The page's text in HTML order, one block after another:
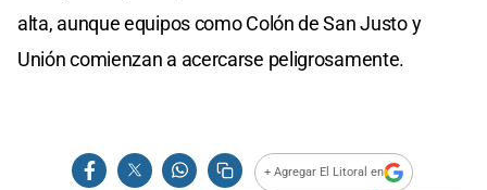
alta, aunque equipos como Colón de San Justo y
Unión comienzan a acercarse peligrosamente.
+ Agregar El Litoral en